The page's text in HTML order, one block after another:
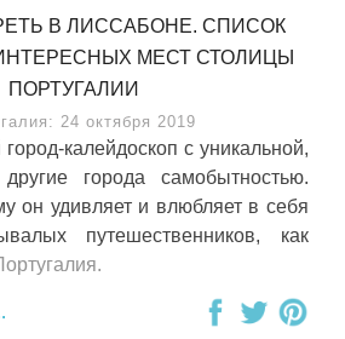
В ЛИССАБОНЕ. СПИСОК
МЕСТ СТОЛИЦЫ
ПОРТУГАЛИИ
24 октября 2019
калейдоскоп с уникальной,
города самобытностью.
он удивляет и влюбляет в себя
путешественников, как